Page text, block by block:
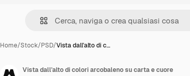
Home/Stock/PSD/Vista dall'alto di c…
Vista dall'alto di colori arcobaleno su carta e cuore